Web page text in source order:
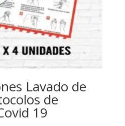
Lavado de
de
19